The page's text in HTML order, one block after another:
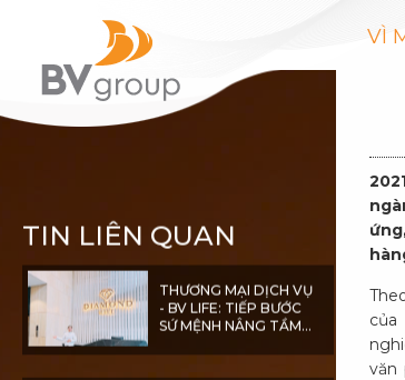
VÌ
của
văn
TIN LIÊN QUAN
THƯƠNG MẠI DỊCH VỤ
- BV LIFE: TIẾP BƯỚC
SỨ MỆNH NÂNG TẦM
CỘNG ĐỒNG